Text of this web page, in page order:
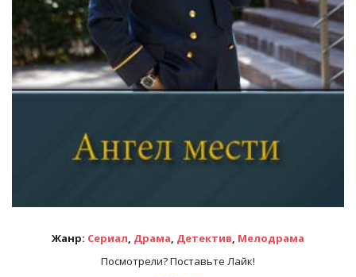
Жанр: Сериал, Драма, Детектив, Мелодрама
Посмотрели? Поставьте Лайк!